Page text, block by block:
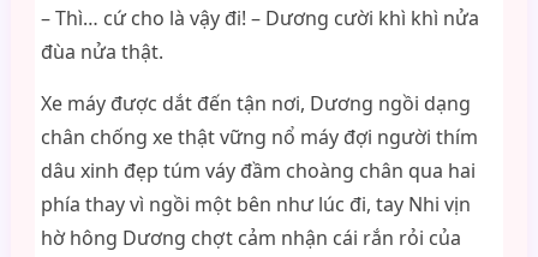
– Thì… cứ cho là vậy đi! – Dương cười khì khì nửa
đùa nửa thật.
Xe máy được dắt đến tận nơi, Dương ngồi dạng
chân chống xe thật vững nổ máy đợi người thím
dâu xinh đẹp túm váy đầm choàng chân qua hai
phía thay vì ngồi một bên như lúc đi, tay Nhi vịn
hờ hông Dương chợt cảm nhận cái rắn rỏi của